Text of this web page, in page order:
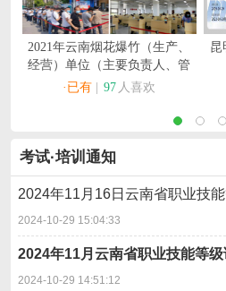
2021年云南烟花爆竹（生产、
经营）单位（主要负责人、管
理人员）考试简章
·已有 97 人喜欢
昆
考试·培训通知
2024年11月16日云南省职业技
2024-10-29 15:04:33
2024年11月云南省职业技能等
2024-10-29 14:51:12